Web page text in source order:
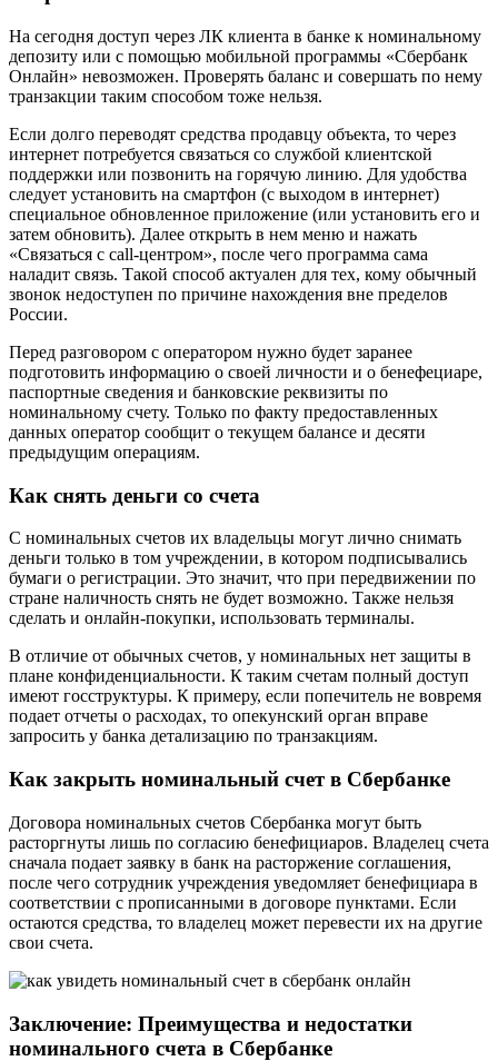
На сегодня доступ через ЛК клиента в банке к номинальному
депозиту или с помощью мобильной программы «Сбербанк
Онлайн» невозможен. Проверять баланс и совершать по нему
транзакции таким способом тоже нельзя.
Если долго переводят средства продавцу объекта, то через
интернет потребуется связаться со службой клиентской
поддержки или позвонить на горячую линию. Для удобства
следует установить на смартфон (с выходом в интернет)
специальное обновленное приложение (или установить его и
затем обновить). Далее открыть в нем меню и нажать
«Связаться с call-центром», после чего программа сама
наладит связь. Такой способ актуален для тех, кому обычный
звонок недоступен по причине нахождения вне пределов
России.
Перед разговором с оператором нужно будет заранее
подготовить информацию о своей личности и о бенефециаре,
паспортные сведения и банковские реквизиты по
номинальному счету. Только по факту предоставленных
данных оператор сообщит о текущем балансе и десяти
предыдущим операциям.
Как снять деньги со счета
С номинальных счетов их владельцы могут лично снимать
деньги только в том учреждении, в котором подписывались
бумаги о регистрации. Это значит, что при передвижении по
стране наличность снять не будет возможно. Также нельзя
сделать и онлайн-покупки, использовать терминалы.
В отличие от обычных счетов, у номинальных нет защиты в
плане конфиденциальности. К таким счетам полный доступ
имеют госструктуры. К примеру, если попечитель не вовремя
подает отчеты о расходах, то опекунский орган вправе
запросить у банка детализацию по транзакциям.
Как закрыть номинальный счет в Сбербанке
Договора номинальных счетов Сбербанка могут быть
расторгнуты лишь по согласию бенефициаров. Владелец счета
сначала подает заявку в банк на расторжение соглашения,
после чего сотрудник учреждения уведомляет бенефициара в
соответствии с прописанными в договоре пунктами. Если
остаются средства, то владелец может перевести их на другие
свои счета.
Заключение: Преимущества и недостатки
номинального счета в Сбербанке